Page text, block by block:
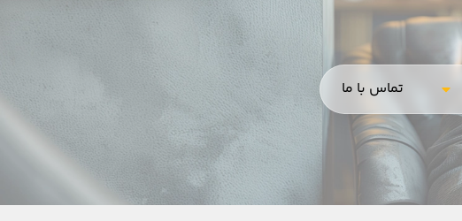
تماس با ما